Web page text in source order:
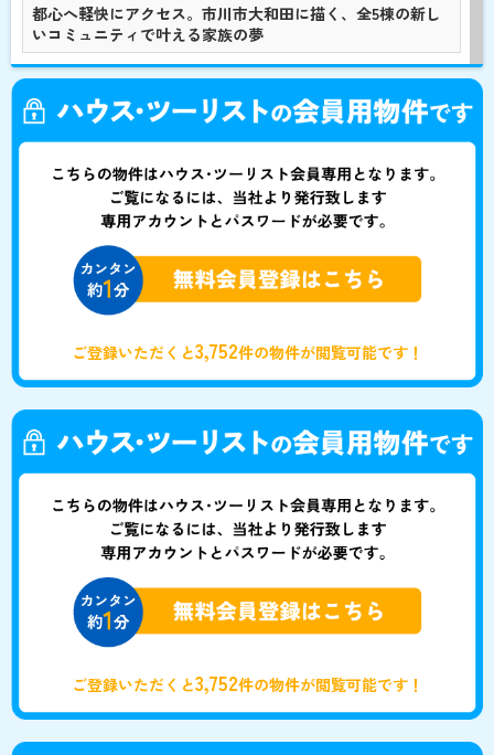
都心へ軽快にアクセス。市川市大和田に描く、全5棟の新し
いコミュニティで叶える家族の夢
ご登録いただくと3,752件の物件が閲覧可能です！
ご登録いただくと3,752件の物件が閲覧可能です！